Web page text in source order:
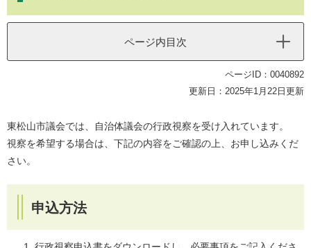
ページ内目次
ページID：0040892
更新日：2025年1月22日更新
東松山市議会では、自治体議会の行政視察を受け入れています。
​視察を希望する場合は、下記の内容をご確認の上、お申し込みくだ
さい。
申込方法